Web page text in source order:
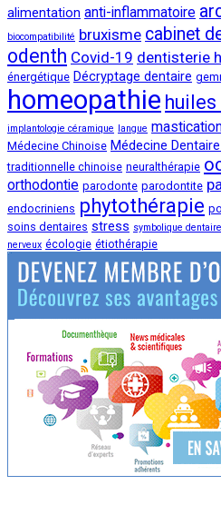
alimentation anti-inflammatoire
biocompatibilité bruxisme cabinet
odenth Covid-19 dentisterie
énergétique Décryptage dentaire
homeopathie
implantologie céramique langue
Médecine Chinoise Médecine
traditionnelle chinoise neuralthérapie
orthodontie parodonte parodontite
endocriniens phytothérapie
soins dentaires stress symbolique dentaire
nerveux écologie étiothérapie